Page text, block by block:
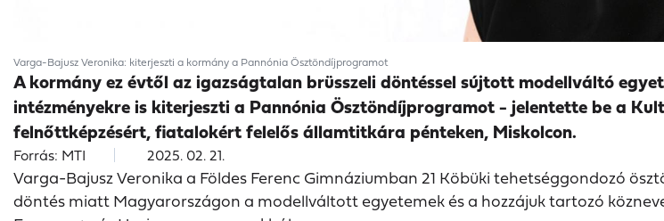
Varga-Bajusz Veronika: kiterjeszti a kormány a Pannónia Ösztöndíjprogramot
A kormány ez évtől az igazságtalan brüsszeli döntéssel sújtott modellváltó
intézményekre is kiterjeszti a Pannónia Ösztöndíjprogramot - jelentette be a
felnőttképzésért, fiatalokért felelős államtitkára pénteken, Miskolcon.
Forrás: MTI 2025. 02. 21.
Varga-Bajusz Veronika a Földes Ferenc Gimnáziumban 21 Köbüki tehetséggondozó
döntés miatt Magyarországon a modellváltott egyetemek és a hozzájuk tartozó